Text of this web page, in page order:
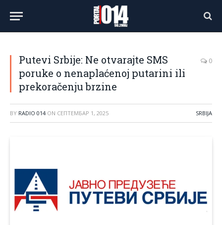
Putevi Srbije: Ne otvarajte SMS
poruke o nenaplaćenoj putarini ili
prekoračenju brzine
0
BY RADIO 014 ON СЕПТЕМБАР 1, 2025 SRBIJA